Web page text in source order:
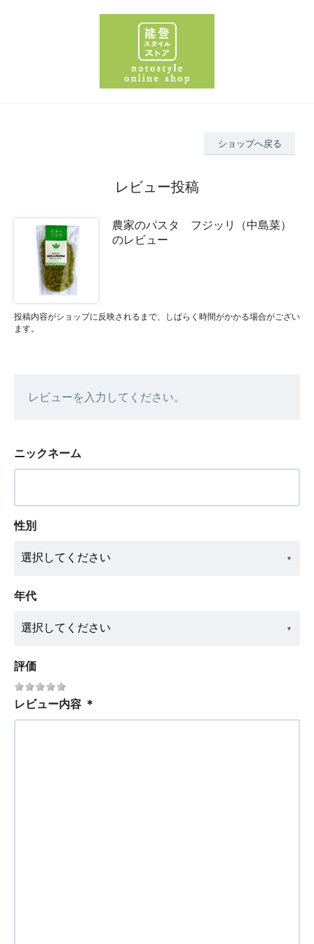
ショップへ戻る
レビュー投稿
農家のパスタ フジッリ（中島菜）
のレビュー
投稿内容がショップに反映されるまで、しばらく時間がかかる場合がござい
ます。
レビューを入力してください。
ニックネーム
性別
年代
評価
レビュー内容 ＊